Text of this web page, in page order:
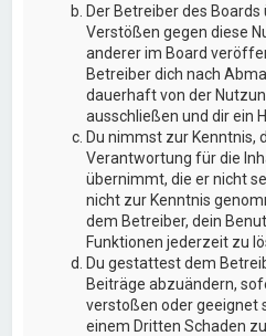
Der Betreiber des Boards
Verstößen gegen diese
anderer im Board
Betreiber dich nach
dauerhaft von der
ausschließen und dir ein
Du nimmst zur Kenntnis,
Verantwortung für die
übernimmt, die er nicht
nicht zur Kenntnis
dem Betreiber, dein
Funktionen jederzeit zu
Du gestattest dem
Beiträge abzuändern,
verstoßen oder geeignet
einem Dritten Schaden